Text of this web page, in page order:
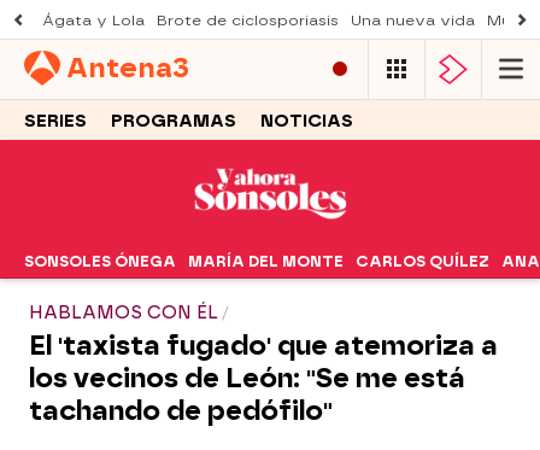
Ágata y Lola Brote de ciclosporiasis Una nueva vida
Antena3
SERIES PROGRAMAS NOTICIAS
SONSOLES ÓNEGA MARÍA DEL MONTE CARLOS QUÍLEZ ANA
HABLAMOS CON ÉL
El 'taxista fugado' que atemoriza a
los vecinos de León: "Se me está
tachando de pedófilo"